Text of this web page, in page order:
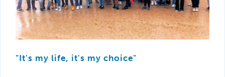
"It's my life, it's my choice"